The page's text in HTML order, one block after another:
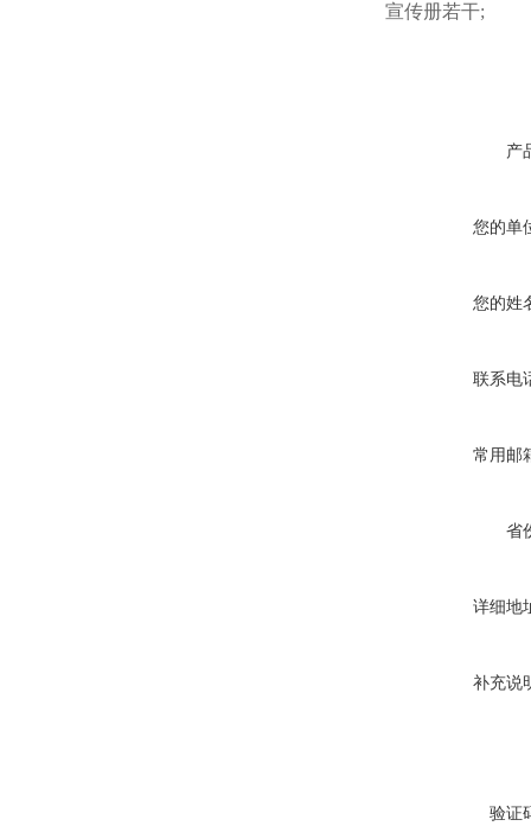
宣传册若干;
产
您的单
您的姓
联系电
常用邮
省
详细地
补充说
验证